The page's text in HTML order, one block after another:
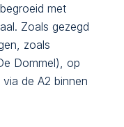
met
Zoals gezegd
zoals
Dommel), op
de A2 binnen